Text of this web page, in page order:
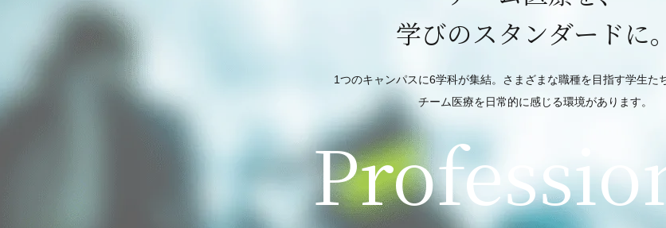
学びのスタンダードに。
1つのキャンパスに6学科が集結。さまざまな職種を目指す学生た
チーム医療を日常的に感じる環境があります。